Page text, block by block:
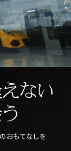
おもてなしを